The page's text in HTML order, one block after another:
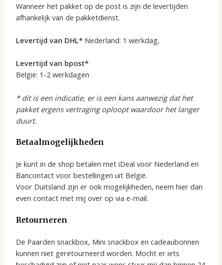
Wanneer het pakket op de post is zijn de levertijden
afhankelijk van de pakketdienst.
Levertijd van DHL* Nederland: 1 werkdag,
Levertijd van bpost*
Belgie: 1-2 werkdagen
* dit is een indicatie, er is een kans aanwezig dat het
pakket ergens vertraging oploopt waardoor het langer
duurt.
Betaalmogelijkheden
Je kunt in de shop betalen met iDeal voor Nederland en
Bancontact voor bestellingen uit België.
Voor Duitsland zijn er ook mogelijkheden, neem hier dan
even contact met mij over op via e-mail.
Retourneren
De Paarden snackbox, Mini snackbox en cadeaubonnen
kunnen niet geretourneerd worden. Mocht er iets